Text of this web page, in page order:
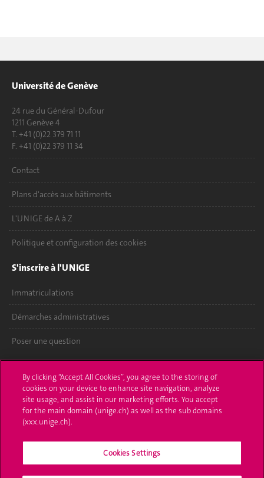
Université de Genève
24 rue du Général-Dufour
1211 Genève 4
T. +41 (0)22 379 71 11
F. +41 (0)22 379 11 34
Contact
Plans d'accès aux bâtiments
L'UNIGE de A à Z
Politique et configuration des cookies
S'inscrire à l'UNIGE
Immatriculations
Démarches administratives
Poser une question
UNIGE Mobile
Médias
Offres d'emploi
Bibliothèque
By clicking “Accept All Cookies”, you agree to the storing of
cookies on your device to enhance site navigation, analyze
site usage, and assist in our marketing efforts. You accept
for the main domain (unige.ch) as well as the sub domains
(xxx.unige.ch).
Cookies Settings